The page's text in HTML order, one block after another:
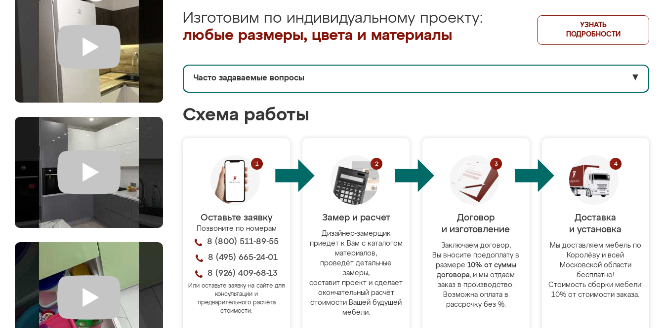
Изготовим по индивидуальному проекту:
любые размеры, цвета и материалы
УЗНАТЬ
ПОДРОБНОСТИ
Часто задаваемые вопросы ▼
Схема работы
Оставьте заявку
Позвоните по номерам
8 (800) 511-89-55
8 (495) 665-24-01
8 (926) 409-68-13
Или оставьте заявку на сайте для
консультации и
предварительного расчёта
стоимости.
Замер и расчет
Дизайнер-замерщик
приедет к Вам с каталогом
материалов,
проведёт детальные
замеры,
составит проект и сделает
окончательный расчёт
стоимости Вашей будущей
мебели.
Договор
и изготовление
Заключаем договор,
Вы вносите предоплату в
размере 10% от суммы
договора, и мы отдаём
заказ в производство.
Возможна оплата в
рассрочку без %.
Доставка
и установка
Мы доставляем мебель по
Королёву и всей
Московской области
бесплатно!
Стоимость сборки мебели:
10% от стоимости заказа.